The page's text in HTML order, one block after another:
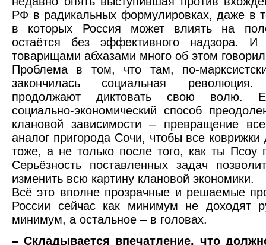
РФ в радикальных формулировках, даже в
в которых Россия может влиять на
остаётся без эффективного надзора.
товарищами абхазами много об этом
Проблема в том, что там, по-
закончилась социальная
продолжают диктовать свою волю.
социально-экономический способ
клановой зависимости – превращение
аналог пригорода Сочи, чтобы все коврижки
тоже, а не только после того, как ты Псоу
Серьёзность поставленных задач
изменить всю картину клановой экономики.
Всё это вполне прозрачные и решаемые
России сейчас как минимум не доходят
минимум, а остальное – в головах.
– Складывается впечатление, что